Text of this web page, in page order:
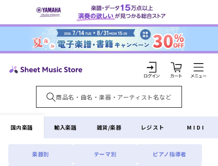
ンツに
ロ
グ
イ
ン
カ
ー
ト
国内楽譜
楽器別 テーマ別 ピアノ指導者
輸入楽譜 雑貨/楽器 レジスト MIDI